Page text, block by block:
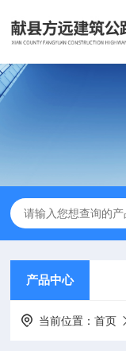
产品中心
当前位置：首页